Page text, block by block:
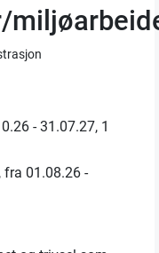
- 31.07.27, 1
fra 01.08.26 -